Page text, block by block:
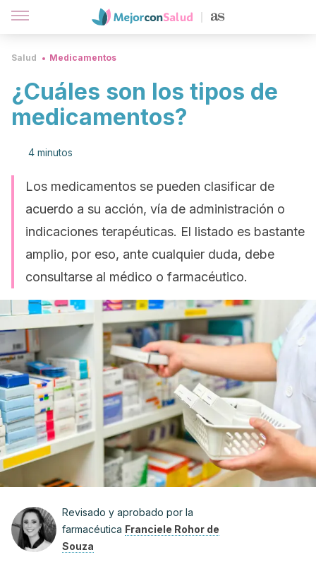
Salud Medicamentos
¿Cuáles son los tipos de
medicamentos?
4 minutos
Los medicamentos se pueden clasificar de
acuerdo a su acción, vía de administración o
indicaciones terapéuticas. El listado es bastante
amplio, por eso, ante cualquier duda, debe
consultarse al médico o farmacéutico.
Revisado y aprobado por la
farmacéutica Franciele Rohor de
Souza